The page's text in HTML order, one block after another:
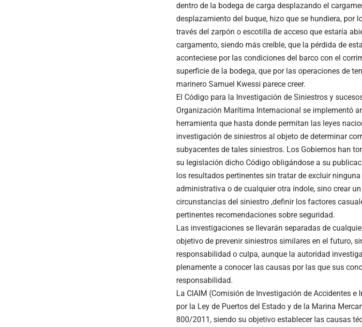
dentro de la bodega de carga desplazando el
desplazamiento del buque, hizo que se hundiera, por
través del zarpón o escotilla de acceso que estaría
cargamento, siendo más creíble, que la pérdida de
aconteciese por las condiciones del barco con el
superficie de la bodega, que por las operaciones de
marinero Samuel Kwessi parece creer.
El Código para la Investigación de Siniestros y
Organización Marítima Internacional se implementó
herramienta que hasta donde permitan las leyes
investigación de siniestros al objeto de determinar
subyacentes de tales siniestros. Los Gobiernos han
su legislación dicho Código obligándose a su
los resultados pertinentes sin tratar de excluir
administrativa o de cualquier otra índole, sino crear
circunstancias del siniestro ,definir los factores
pertinentes recomendaciones sobre seguridad.
Las investigaciones se llevarán separadas de
objetivo de prevenir siniestros similares en el futuro,
responsabilidad o culpa, aunque la autoridad
plenamente a conocer las causas por las que sus
responsabilidad.
La CIAIM (Comisión de Investigación de Accidentes
por la Ley de Puertos del Estado y de la Marina
800/2011, siendo su objetivo establecer las causas